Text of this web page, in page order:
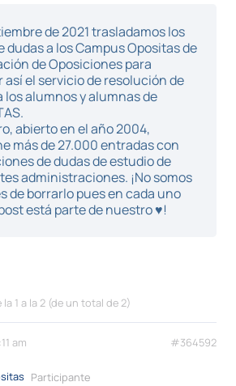
de 2021 trasladamos los
dudas a los Campus Opositas de
de Oposiciones para
así el servicio de resolución de
los alumnos y alumnas de
abierto en el año 2004,
más de 27.000 entradas con
de dudas de estudio de
administraciones. ¡No somos
de borrarlo pues en cada uno
está parte de nuestro ♥!
1 a la 2 (de un total de 2)
am #364592
Participante